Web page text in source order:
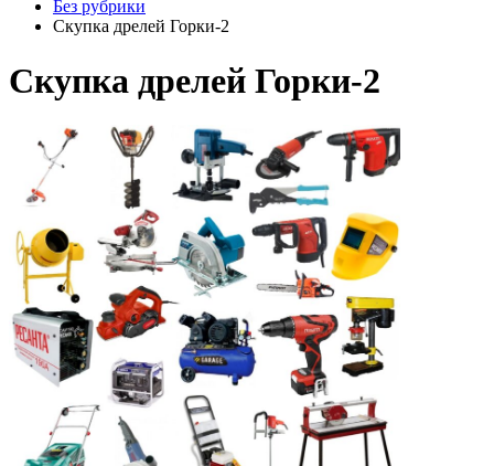
Без рубрики
Скупка дрелей Горки-2
Скупка дрелей Горки-2